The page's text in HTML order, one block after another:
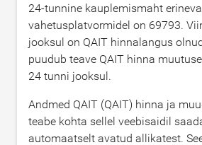
24-tunnine kauplemismaht
vahetusplatvormidel on 69793.
jooksul on QAIT hinnalangus
puudub teave QAIT hinna
24 tunni jooksul.
Andmed QAIT (QAIT) hinna ja
teabe kohta sellel veebisaidil
automaatselt avatud allikatest.